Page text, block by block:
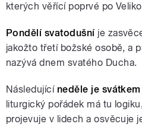
kterých věřící poprvé po
Pondělí svatodušníje
jakožto třetí božské osobě, a
nazývá dnem svatého Ducha.
Následující neděle je
liturgický pořádek má tu
projevuje v lidech a osvěcuje